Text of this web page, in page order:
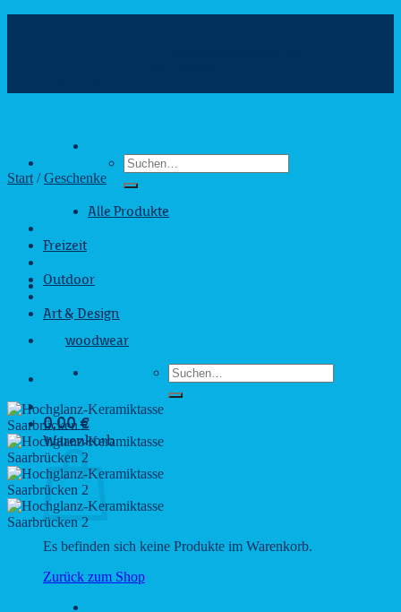
Suchen
nach:
Alle Produkte
Freizeit
Outdoor
Art & Design
woodwear
Suchen
nach:
0,00€
Warenkorb
Es befinden sich keine Produkte im Warenkorb.
Zurück zum Shop
Start / Geschenke